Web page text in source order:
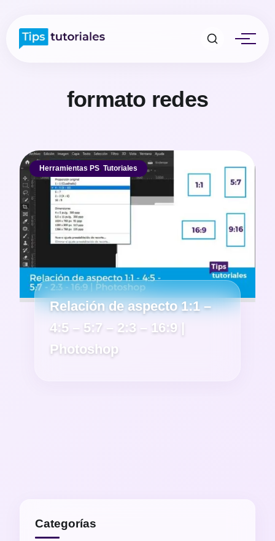
formato redes
Herramientas PS, Tutoriales
Relación de aspecto 1:1 –
4:5 – 5:7 – 2:3 – 16:9 |
Photoshop
Categorías